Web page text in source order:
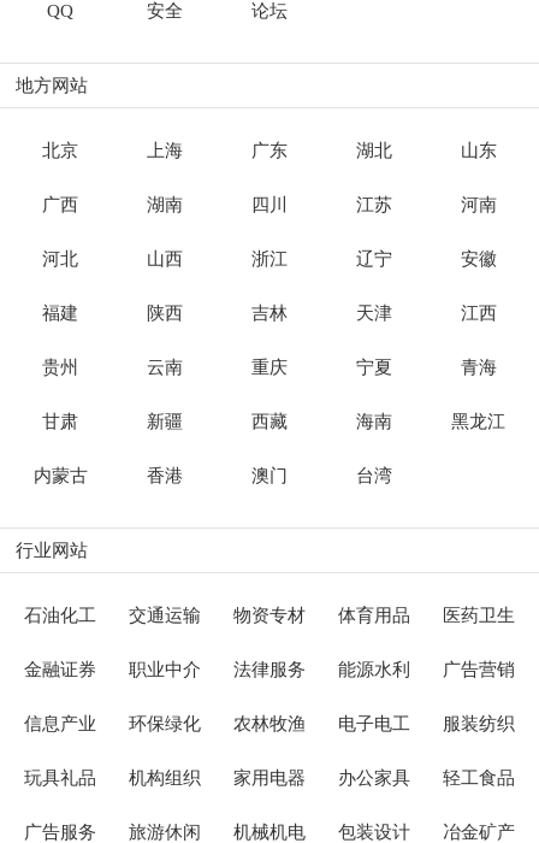
QQ 安全 论坛
地方网站
北京 上海 广东 湖北 山东
广西 湖南 四川 江苏 河南
河北 山西 浙江 辽宁 安徽
福建 陕西 吉林 天津 江西
贵州 云南 重庆 宁夏 青海
甘肃 新疆 西藏 海南 黑龙江
内蒙古 香港 澳门 台湾
行业网站
石油化工 交通运输 物资专材 体育用品 医药卫生
金融证券 职业中介 法律服务 能源水利 广告营销
信息产业 环保绿化 农林牧渔 电子电工 服装纺织
玩具礼品 机构组织 家用电器 办公家具 轻工食品
广告服务 旅游休闲 机械机电 包装设计 冶金矿产